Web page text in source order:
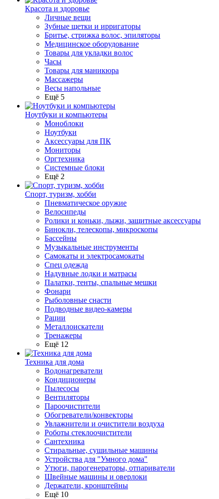
Красота и здоровье
Личные вещи
Зубные щетки и ирригаторы
Бритье, стрижка волос, эпиляторы
Медицинское оборудование
Товары для укладки волос
Часы
Товары для маникюра
Массажеры
Весы напольные
Ещё 5
Ноутбуки и компьютеры
Моноблоки
Ноутбуки
Аксессуары для ПК
Мониторы
Оргтехника
Системные блоки
Ещё 2
Спорт, туризм, хобби
Пневматическое оружие
Велосипеды
Ролики и коньки, лыжи, защитные аксессуары
Бинокли, телескопы, микроскопы
Бассейны
Музыкальные инструменты
Самокаты и электросамокаты
Спец одежда
Надувные лодки и матрасы
Палатки, тенты, спальные мешки
Фонари
Рыболовные снасти
Подводные видео-камеры
Рации
Металлоискатели
Тренажеры
Ещё 12
Техника для дома
Водонагреватели
Кондиционеры
Пылесосы
Вентиляторы
Пароочистители
Обогреватели/конвекторы
Увлажнители и очистители воздуха
Роботы стеклоочистители
Сантехника
Стиральные, сушильные машины
Устройства для "Умного дома"
Утюги, парогенераторы, отпариватели
Швейные машины и оверлоки
Держатели, кронштейны
Ещё 10